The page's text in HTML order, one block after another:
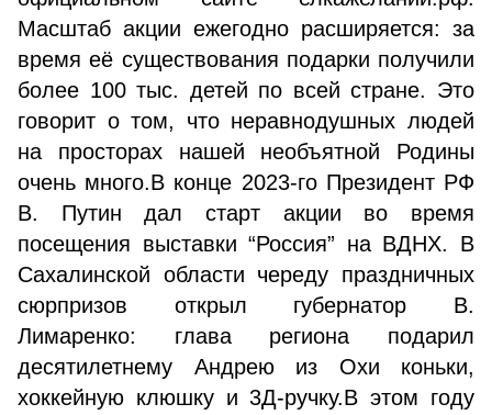
Масштаб акции ежегодно расширяется: за
время её существования подарки получили
более 100 тыс. детей по всей стране. Это
говорит о том, что неравнодушных людей
на просторах нашей необъятной Родины
очень много.В конце 2023-го Президент РФ
В. Путин дал старт акции во время
посещения выставки “Россия” на ВДНХ. В
Сахалинской области череду праздничных
сюрпризов открыл губернатор В.
Лимаренко: глава региона подарил
десятилетнему Андрею из Охи коньки,
хоккейную клюшку и 3Д-ручку.В этом году